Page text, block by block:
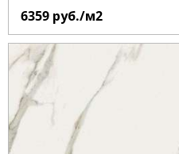
6359 руб./м2